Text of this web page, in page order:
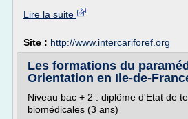
Lire la suite
Site : http://www.intercariforef.org
Les formations du
Orientation en Ile-de-
Niveau bac + 2 : diplôme d'Etat de
biomédicales (3 ans)